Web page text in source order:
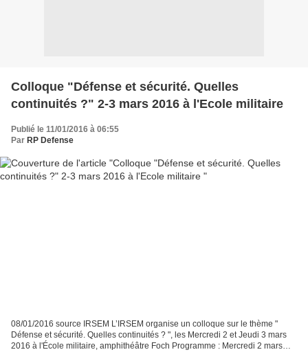
Colloque "Défense et sécurité. Quelles
continuités ?" 2-3 mars 2016 à l'Ecole militaire
Publié le 11/01/2016 à 06:55
Par RP Defense
08/01/2016 source IRSEM L’IRSEM organise un colloque sur le thème "
Défense et sécurité. Quelles continuités ? ", les Mercredi 2 et Jeudi 3 mars
2016 à l'École militaire, amphithéâtre Foch Programme : Mercredi 2 mars